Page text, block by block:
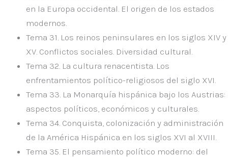
en la Europa occidental. El origen de los estados
modernos.
Tema 31. Los reinos peninsulares en los siglos XIV y
XV. Conflictos sociales. Diversidad cultural.
Tema 32. La cultura renacentista. Los
enfrentamientos político-religiosos del siglo XVI.
Tema 33. La Monarquía hispánica bajo los Austrias:
aspectos políticos, económicos y culturales.
Tema 34. Conquista, colonización y administración
de la América Hispánica en los siglos XVI al XVIII.
Tema 35. El pensamiento político moderno: del